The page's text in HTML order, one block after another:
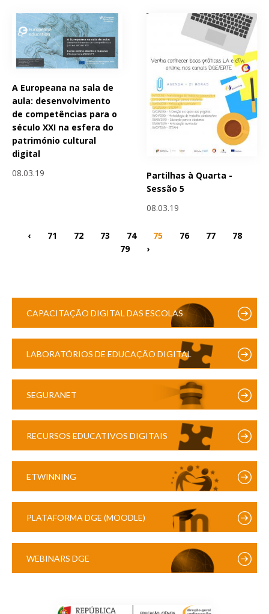
A Europeana na sala de
aula: desenvolvimento
de competências para o
século XXI na esfera do
património cultural
digital
08.03.19
Partilhas à Quarta -
Sessão 5
08.03.19
‹ 71 72 73 74 75 76 77
78
79
›
CAPACITAÇÃO DIGITAL DAS ESCOLAS
LABORATÓRIOS DE EDUCAÇÃO DIGITAL
SEGURANET
RECURSOS EDUCATIVOS DIGITAIS
ETWINNING
PLATAFORMA DGE (MOODLE)
WEBINARS DGE